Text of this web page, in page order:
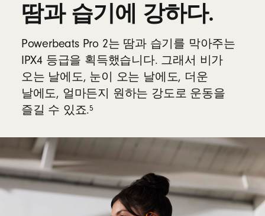
땀과 습기에 강하다.
Powerbeats Pro 2는 땀과 습기를 막아주는
IPX4 등급을 획득했습니다. 그래서 비가
오는 날에도, 눈이 오는 날에도, 더운
날에도, 얼마든지 원하는 강도로 운동을
즐길 수 있죠.5